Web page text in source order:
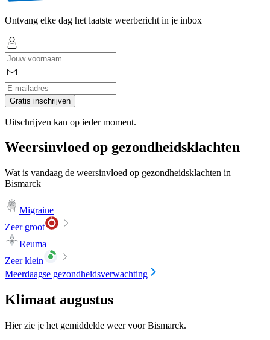
Ontvang elke dag het laatste weerbericht in je inbox
Gratis inschrijven
Uitschrijven kan op ieder moment.
Weersinvloed op gezondheidsklachten
Wat is vandaag de weersinvloed op gezondheidsklachten in
Bismarck
Migraine
Zeer groot
Reuma
Zeer klein
Meerdaagse gezondheidsverwachting
Klimaat augustus
Hier zie je het gemiddelde weer voor Bismarck.